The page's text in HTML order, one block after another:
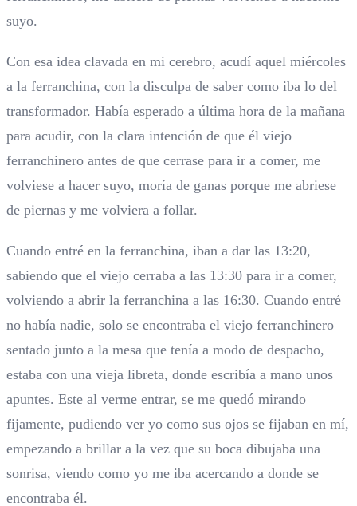
suyo.
Con esa idea clavada en mi cerebro, acudí aquel miércoles
a la ferranchina, con la disculpa de saber como iba lo del
transformador. Había esperado a última hora de la mañana
para acudir, con la clara intención de que él viejo
ferranchinero antes de que cerrase para ir a comer, me
volviese a hacer suyo, moría de ganas porque me abriese
de piernas y me volviera a follar.
Cuando entré en la ferranchina, iban a dar las 13:20,
sabiendo que el viejo cerraba a las 13:30 para ir a comer,
volviendo a abrir la ferranchina a las 16:30. Cuando entré
no había nadie, solo se encontraba el viejo ferranchinero
sentado junto a la mesa que tenía a modo de despacho,
estaba con una vieja libreta, donde escribía a mano unos
apuntes. Este al verme entrar, se me quedó mirando
fijamente, pudiendo ver yo como sus ojos se fijaban en mí,
empezando a brillar a la vez que su boca dibujaba una
sonrisa, viendo como yo me iba acercando a donde se
encontraba él.